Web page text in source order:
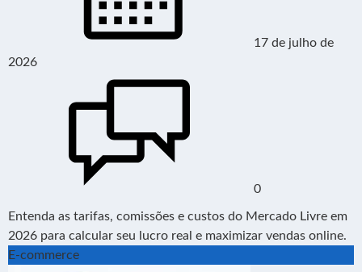
17 de julho de
2026
0
Entenda as tarifas, comissões e custos do Mercado Livre em
2026 para calcular seu lucro real e maximizar vendas online.
E-commerce